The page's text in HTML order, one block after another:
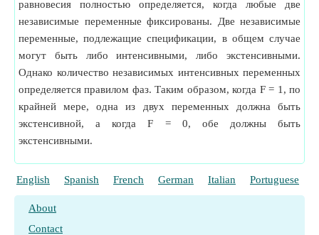
равновесия полностью определяется, когда любые две
независимые переменные фиксированы. Две независимые
переменные, подлежащие спецификации, в общем случае
могут быть либо интенсивными, либо экстенсивными.
Однако количество независимых интенсивных переменных
определяется правилом фаз. Таким образом, когда F = 1, по
крайней мере, одна из двух переменных должна быть
экстенсивной, а когда F = 0, обе должны быть
экстенсивными.
English Spanish French German Italian Portuguese
About
Contact